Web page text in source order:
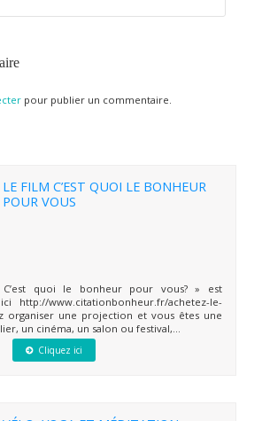
pour publier un commentaire.
LE FILM C’EST QUOI LE BONHEUR
POUR VOUS
quoi le bonheur pour vous? » est
http://www.citationbonheur.fr/achetez-le-
organiser une projection et vous êtes une
un cinéma, un salon ou festival,...
Cliquez ici